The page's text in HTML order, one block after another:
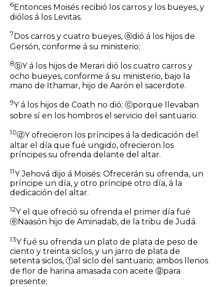
6Entonces Moisés recibió los carros y los bueyes, y
diólos á los Levitas.
7Dos carros y cuatro bueyes, ⓐdió á los hijos de
Gersón, conforme á su ministerio;
8ⓑY á los hijos de Merari dió los cuatro carros y
ocho bueyes, conforme á su ministerio, bajo la
mano de Ithamar, hijo de Aarón el sacerdote.
9Y á los hijos de Coath no dió; ⓒporque llevaban
sobre sí en los hombros el servicio del santuario.
10ⓓY ofrecieron los príncipes á la dedicación del
altar el día que fué ungido, ofrecieron los
príncipes su ofrenda delante del altar.
11Y Jehová dijo á Moisés: Ofrecerán su ofrenda, un
príncipe un día, y otro príncipe otro día, á la
dedicación del altar.
12Y el que ofreció su ofrenda el primer día fué
ⓔNaasón hijo de Aminadab, de la tribu de Judá.
13Y fué su ofrenda un plato de plata de peso de
ciento y treinta siclos, y un jarro de plata de
setenta siclos, ⓕal siclo del santuario; ambos llenos
de flor de harina amasada con aceite ⓖpara
presente;